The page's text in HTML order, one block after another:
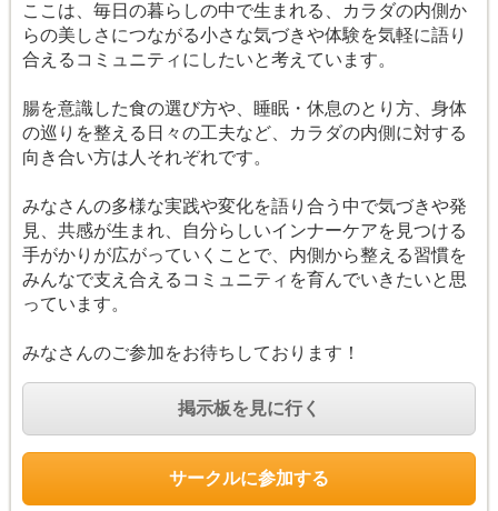
ここは、毎日の暮らしの中で生まれる、カラダの内側か
らの美しさにつながる小さな気づきや体験を気軽に語り
合えるコミュニティにしたいと考えています。
腸を意識した食の選び方や、睡眠・休息のとり方、身体
の巡りを整える日々の工夫など、カラダの内側に対する
向き合い方は人それぞれです。
みなさんの多様な実践や変化を語り合う中で気づきや発
見、共感が生まれ、自分らしいインナーケアを見つける
手がかりが広がっていくことで、内側から整える習慣を
みんなで支え合えるコミュニティを育んでいきたいと思
っています。
みなさんのご参加をお待ちしております！
掲示板を見に行く
サークルに参加する